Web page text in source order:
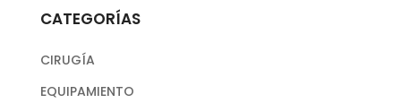
CATEGORÍAS
CIRUGÍA
EQUIPAMIENTO